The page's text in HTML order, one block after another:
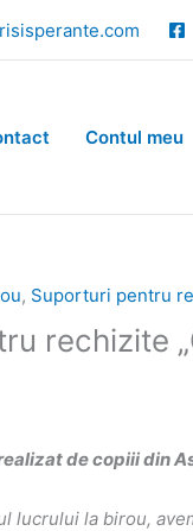
Contul meu
, Suporturi pentru
rechizite
de copiii din
lucrului la birou,